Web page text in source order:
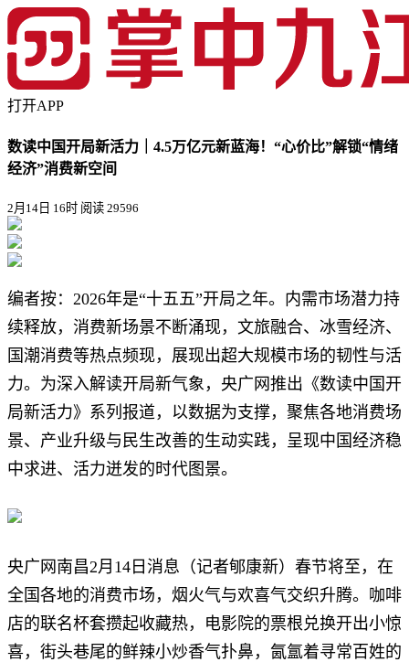
打开APP
数读中国开局新活力｜4.5万亿元新蓝海！“心价比”解锁“情绪
经济”消费新空间
2月14日 16时 阅读 29596
编者按：2026年是“十五五”开局之年。内需市场潜力持
续释放，消费新场景不断涌现，文旅融合、冰雪经济、
国潮消费等热点频现，展现出超大规模市场的韧性与活
力。为深入解读开局新气象，央广网推出《数读中国开
局新活力》系列报道，以数据为支撑，聚焦各地消费场
景、产业升级与民生改善的生动实践，呈现中国经济稳
中求进、活力迸发的时代图景。
央广网南昌2月14日消息（记者郇康新）春节将至，在
全国各地的消费市场，烟火气与欢喜气交织升腾。咖啡
店的联名杯套攒起收藏热，电影院的票根兑换开出小惊
喜，街头巷尾的鲜辣小炒香气扑鼻，氤氲着寻常百姓的